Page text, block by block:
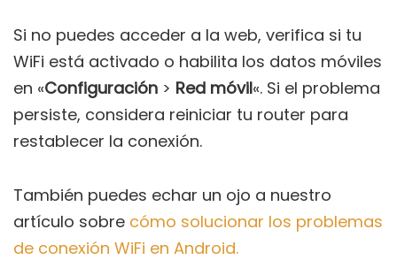
Si no puedes acceder a la web, verifica si tu
WiFi está activado o habilita los datos móviles
en «Configuración > Red móvil«. Si el problema
persiste, considera reiniciar tu router para
restablecer la conexión.
También puedes echar un ojo a nuestro
artículo sobre cómo solucionar los problemas
de conexión WiFi en Android.